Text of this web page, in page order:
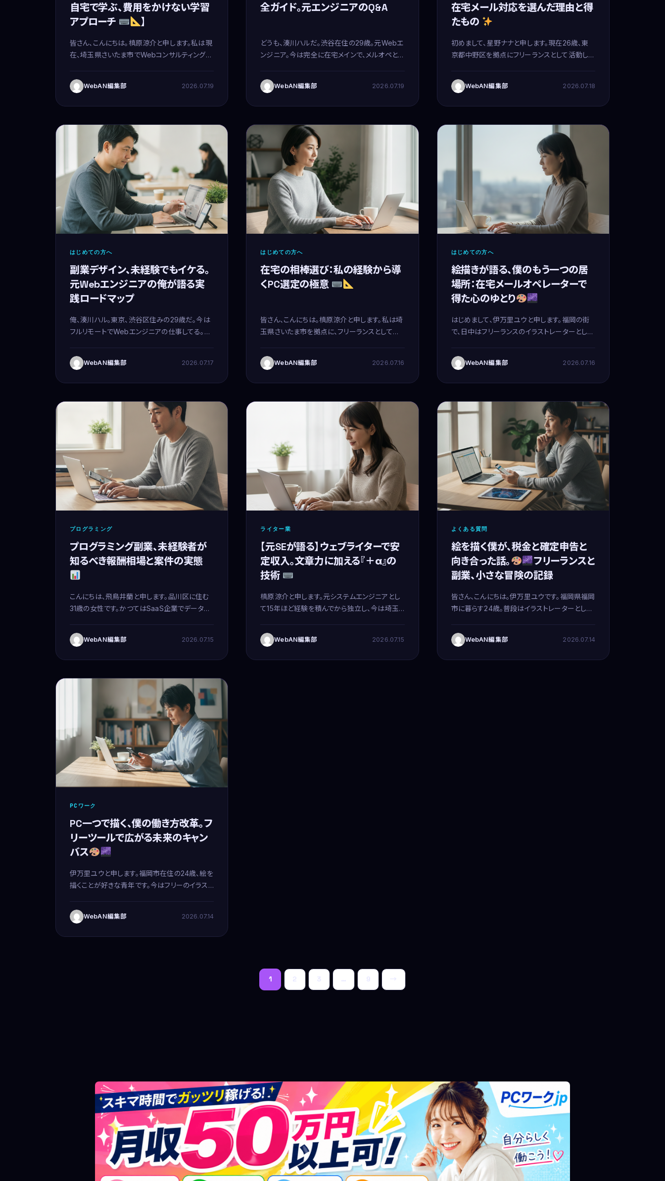
自宅で学ぶ、費用をかけない学習
アプローチ
】
皆さん、こんにちは。槙原涼介と申します。私は現
在、埼玉県さいたま市でWebコンサルティングや
す。15年間システムエンジニアとしてキャリアを
積んだ後、独立。今は自宅で子育てをしなが
WebAN編集部 2026.07.19
全ガイド。元エンジニアのQ&A
どうも、湊川ハルだ。渋谷在住の29歳。元Webエ
ンジニア。今は完全に在宅メインで、メルオペとエ
ら、基本、夜に活動してるタイプだね。
&#x26
WebAN編集部 2026.07.19
在宅メール対応を選んだ理由と得
たもの
初めまして、星野ナナと申します。現在26歳、東
京都中野区を拠点にフリーランスとして活動し
Webディレクターを務めていました。日頃から
UI/UXデザインに強い関心を抱き、いかに
WebAN編集部 2026.07.18
はじめての方へ
副業デザイン、未経験でもイケる。
元Webエンジニアの俺が語る実
践ロードマップ
俺、湊川ハル。東京、渋谷区住みの29歳だ。今は
フルリモートでWebエンジニアの仕事してる。ス
ワーク。ついでに、在宅でメールオペレーターの
仕事も並行してる。完全にナイトオウル体質
WebAN編集部 2026.07.17
はじめての方へ
在宅の相棒選び：私の経験から導
くPC選定の極意
皆さん、こんにちは。槙原涼介と申します。私は埼
玉県さいたま市を拠点に、フリーランスとしてウ
ター業務を行っております。以前は15年間、シス
テムエンジニアとして多岐にわたるプロジェ
WebAN編集部 2026.07.16
はじめての方へ
絵描きが語る、僕のもう一つの居
場所：在宅メールオペレーターで
得た心のゆとり
はじめまして、伊万里ユウと申します。福岡の街
で、日中はフリーランスのイラストレーターとして
とは、まさに人生そのもの。情熱を注ぎ込める、
かけがえのない仕事だと心から思っています
WebAN編集部 2026.07.16
プログラミング
プログラミング副業、未経験者が
知るべき報酬相場と案件の実態
こんにちは、飛鳥井蘭と申します。品川区に住む
31歳の女性です。かつてはSaaS企業でデータア
今は育児と両立すべく、在宅でメールオペレータ
ーという役割を担っています。しかし、一度
WebAN編集部 2026.07.15
ライター業
【元SEが語る】ウェブライターで安
定収入。文章力に加える『＋α』の
技術
槙原涼介と申します。元システムエンジニアとし
て15年ほど経験を積んでから独立し、今は埼玉
フリーランスのウェブライターとして活動してい
ます。自宅での仕事が主で、二人の子供の子育て
WebAN編集部 2026.07.15
よくある質問
絵を描く僕が、税金と確定申告と
向き合った話。
フリーランスと
副業、小さな冒険の記録
皆さん、こんにちは。伊万里ユウです。福岡県福岡
市に暮らす24歳。普段はイラストレーターとし
を描いています。創作に没頭する毎日を送ってい
ますが、今日は少し、そんな僕のこれまでの道
WebAN編集部 2026.07.14
PCワーク
PC一つで描く、僕の働き方改革。フ
リーツールで広がる未来のキャン
バス
伊万里ユウと申します。福岡市在住の24歳、絵を
描くことが好きな青年です。今はフリーのイラスト
レーターのお仕事もさせて頂いています。きっと、
僕と同じように、PCひとつで世界と繋が
WebAN編集部 2026.07.14
投
ー
ジ
送
り
1